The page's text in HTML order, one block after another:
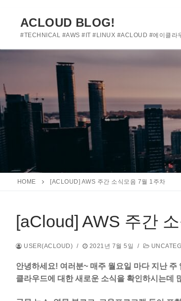
기
ACLOUD BLOG!
#TECHNICAL #AWS #IT #LINUX #ACLOUD #에이클라
HOME [ACLOUD] AWS 주간 소식모음 7월 1주차
[aCloud] AWS 주간
USER(ACLOUD) / 2021년 7월 5일 /
안녕하세요! 여러분~ 매주 월요일 마다 지난
클라우드에 대한 새로운 소식을 확인하시는데